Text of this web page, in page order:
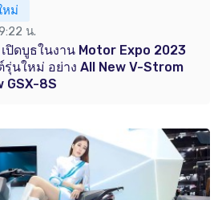
หม่
น.
ปิดบูธในงาน Motor Expo 2023
นใหม่ อย่าง All New V-Strom
GSX-8S